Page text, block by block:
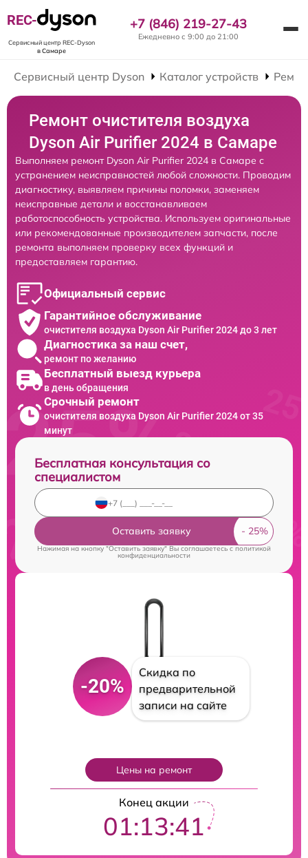
REC-
Сервисный центр REC-Dyson
в Самаре
+7 (846) 219-27-43
Ежедневно с 9:00 до 21:00
Сервисный центр Dyson Каталог устройств
Ремонт очистителя воздуха
Dyson Air Purifier 2024 в Самаре
Выполняем ремонт Dyson Air Purifier 2024 в Самаре с
устранением неисправностей любой сложности. Проводим
диагностику, выявляем причины поломки, заменяем
неисправные детали и восстанавливаем
работоспособность устройства. Используем оригинальные
или рекомендованные производителем запчасти, после
ремонта выполняем проверку всех функций и
предоставляем гарантию.
Официальный сервис
Гарантийное обслуживание
очистителя воздуха Dyson Air Purifier 2024 до 3 лет
Диагностика за наш счет,
ремонт по желанию
Бесплатный выезд курьера
в день обращения
Срочный ремонт
очистителя воздуха Dyson Air Purifier 2024 от 35
минут
Бесплатная консультация со
специалистом
Оставить заявку
Нажимая на кнопку "Оставить заявку" Вы соглашаетесь cполитикой
конфиденциальности
-20%
Скидка по
предварительной
записи на сайте
Цены на ремонт
Конец акции
01:13:40